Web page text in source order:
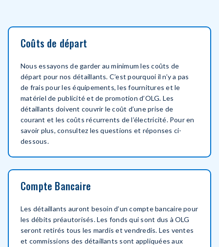
Coûts de départ
Nous essayons de garder au minimum les coûts de
départ pour nos détaillants. C’est pourquoi il n’y a pas
de frais pour les équipements, les fournitures et le
matériel de publicité et de promotion d’OLG. Les
détaillants doivent couvrir le coût d’une prise de
courant et les coûts récurrents de l’électricité. Pour en
savoir plus, consultez les questions et réponses ci-
dessous.
Compte Bancaire
Les détaillants auront besoin d’un compte bancaire pour
les débits préautorisés. Les fonds qui sont dus à OLG
seront retirés tous les mardis et vendredis. Les ventes
et commissions des détaillants sont appliquées aux